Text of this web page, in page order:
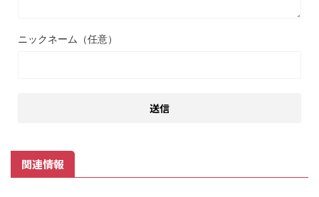
ニックネーム（任意）
関連情報